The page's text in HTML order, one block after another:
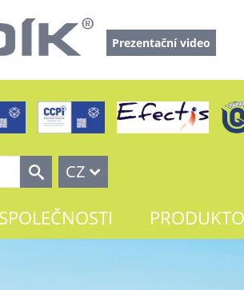
Prezentační video
CZ